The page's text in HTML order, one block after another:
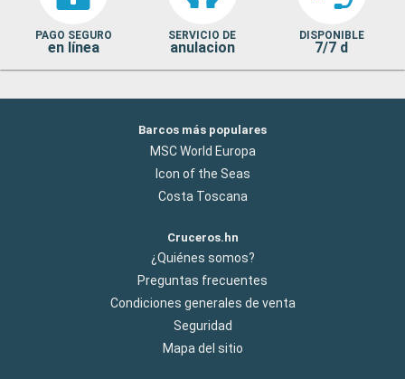
PAGO SEGURO
en línea
SERVICIO DE
anulacion
DISPONIBLE
7/7 d
Barcos más populares
MSC World Europa
Icon of the Seas
Costa Toscana
Cruceros.hn
¿Quiénes somos?
Preguntas frecuentes
Condiciones generales de venta
Seguridad
Mapa del sitio